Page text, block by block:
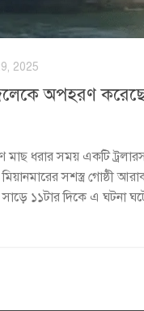
2025
অপহরণ
মাছ ধরার সময় একটি
সশস্ত্র গোষ্ঠী
১১টার দিকে এ ঘটনা